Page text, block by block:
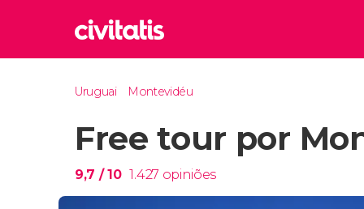
Reino
Uruguai Montevidéu
Free tour por
9,7 / 10 1.427 opiniões